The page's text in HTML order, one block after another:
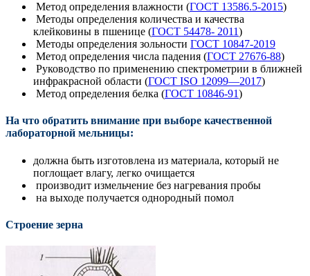
Метод определения влажности (ГОСТ 13586.5-2015)
Методы определения количества и качества
клейковины в пшенице (ГОСТ 54478- 2011)
Методы определения зольности ГОСТ 10847-2019
Метод определения числа падения (ГОСТ 27676-88)
Руководство по применению спектрометрии в ближней
инфракрасной области (ГОСТ ISO 12099—2017)
Метод определения белка (ГОСТ 10846-91)
На что обратить внимание при выборе качественной
лабораторной мельницы:
должна быть изготовлена из материала, который не
поглощает влагу, легко очищается
производит измельчение без нагревания пробы
на выходе получается однородный помол
Строение зерна